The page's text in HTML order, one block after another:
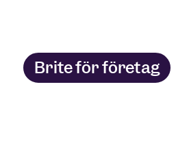
Brite för företag